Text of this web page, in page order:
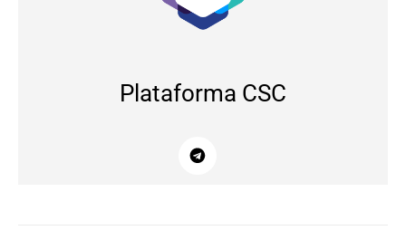
Plataforma CSC